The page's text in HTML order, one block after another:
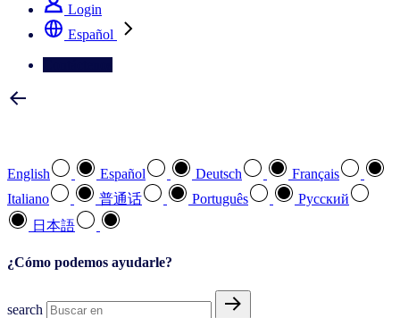
Login
Español
English Español Deutsch
Français
Italiano
普通话 Português
Pусский
日本語
¿Cómo podemos ayudarle?
search